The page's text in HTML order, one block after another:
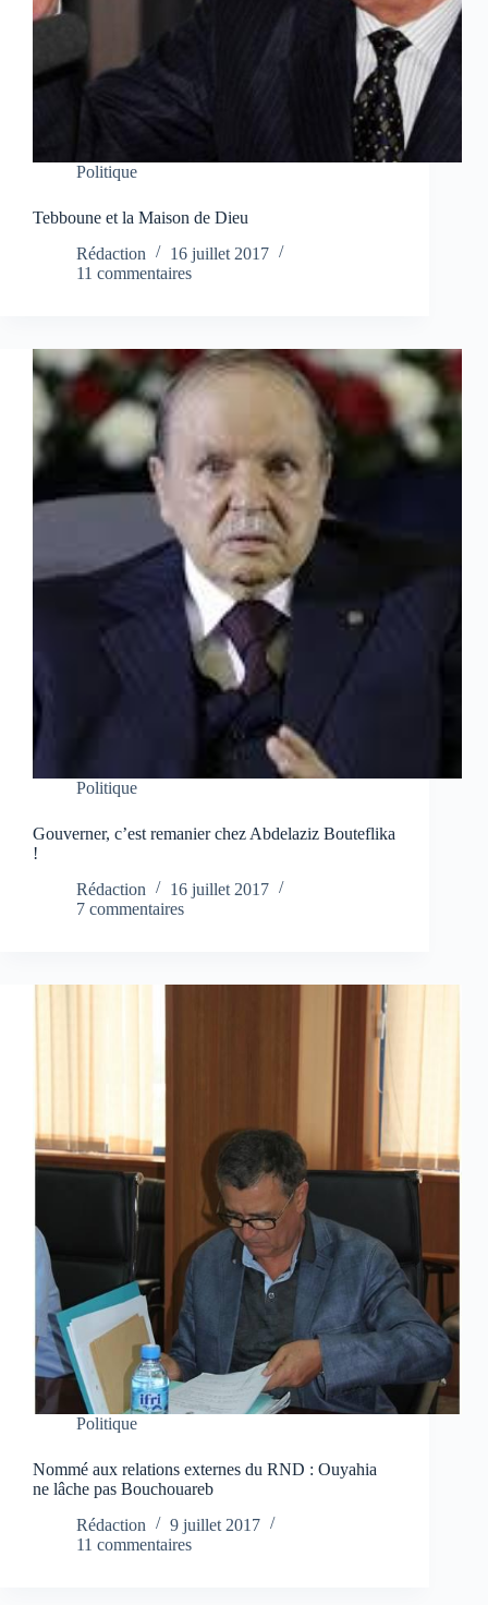
Politique
Tebboune et la Maison de Dieu
Rédaction
16 juillet 2017
11 commentaires
Politique
Gouverner, c’est remanier chez Abdelaziz Bouteflika
!
Rédaction
16 juillet 2017
7 commentaires
Politique
Nommé aux relations externes du RND : Ouyahia
ne lâche pas Bouchouareb
Rédaction
9 juillet 2017
11 commentaires